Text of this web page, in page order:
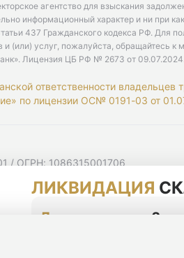
агентство для взыскания
информационный характер и ни при
437 Гражданского кодекса РФ. Для
и (или) услуг, пожалуйста, обращайтесь к
Лицензия ЦБ РФ № 2673 от 09.07.2024
ответственности владельцев
по лицензии ОС№ 0191-03 от
/ ОГРН: 1086315001706
ЛИКВИДАЦИЯ
До конца акции 2